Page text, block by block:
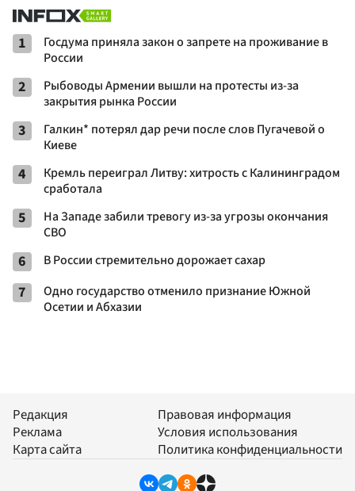
1
Госдума приняла закон о запрете на проживание в
России
2
Рыбоводы Армении вышли на протесты из-за
закрытия рынка России
3
Галкин* потерял дар речи после слов Пугачевой о
Киеве
4
Кремль переиграл Литву: хитрость с Калининградом
сработала
5
На Западе забили тревогу из-за угрозы окончания
СВО
6 В России стремительно дорожает сахар
7
Одно государство отменило признание Южной
Осетии и Абхазии
Редакция
Реклама
Карта сайта
Правовая информация
Условия использования
Политика конфиденциальности